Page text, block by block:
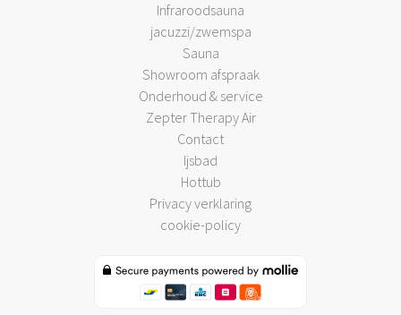
Infraroodsauna
jacuzzi/zwemspa
Sauna
Showroom afspraak
Onderhoud & service
Zepter Therapy Air
Contact
Ijsbad
Hottub
Privacy verklaring
cookie-policy